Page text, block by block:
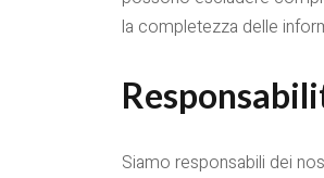
la completezza delle
Siamo responsabili dei